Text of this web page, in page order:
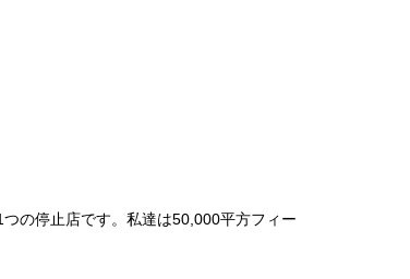
の停止店です。私達は50,000平方フィー